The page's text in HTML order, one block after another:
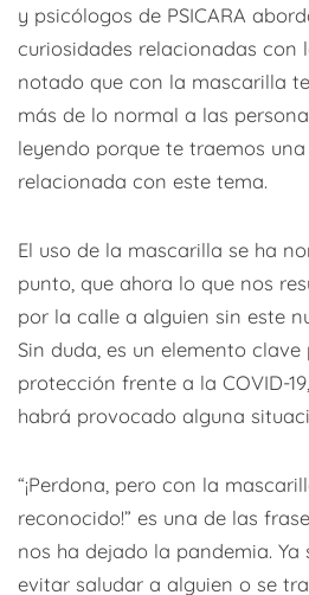
y psicólogos de PSICARA
curiosidades relacionadas con
notado que con la mascarilla
más de lo normal a las
leyendo porque te traemos
relacionada con este tema.
El uso de la mascarilla se ha
punto, que ahora lo que nos
por la calle a alguien sin este
Sin duda, es un elemento
protección frente a la COVID-
habrá provocado alguna
“¡Perdona, pero con la
reconocido!” es una de las
nos ha dejado la pandemia. Ya
evitar saludar a alguien o se